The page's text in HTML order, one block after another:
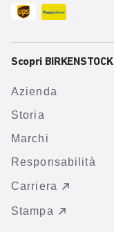
Scopri BIRKENSTOCK
Azienda
Storia
Marchi
Responsabilità
Carriera
Stampa